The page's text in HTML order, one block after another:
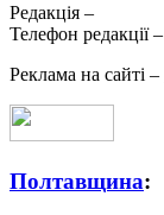
Редакція –
Телефон редакції –
Реклама на сайті –
Полтавщина: